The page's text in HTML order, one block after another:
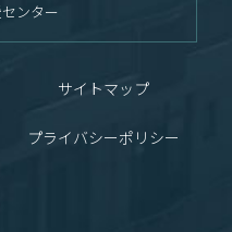
ンター
サイトマップ
プライバシーポリシー